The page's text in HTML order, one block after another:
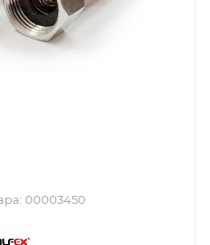
00003450